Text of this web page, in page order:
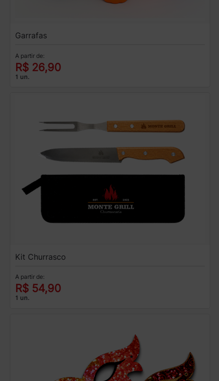
Garrafas
A partir de:
R$ 26,90
1 un.
Kit Churrasco
A partir de:
R$ 54,90
1 un.